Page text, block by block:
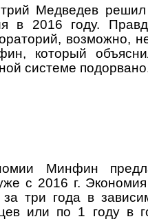
Медведев
в 2016 году.
возможно,
который
системе
Минфин
с 2016 г.
три года в
или по 1 году в